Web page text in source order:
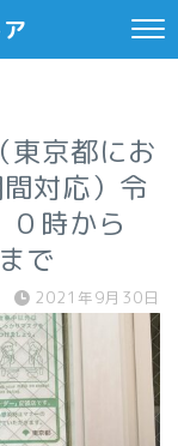
東京都にお
対応）令
時から
で
2021年9月30日